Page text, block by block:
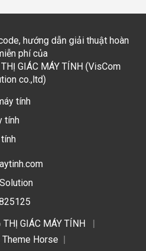
hướng dẫn giải thuật hoàn
phí của
GIÁC MÁY TÍNH (VisCom
co.,ltd)
tính
tính
THỊ GIÁC MÁY TÍNH
Theme Horse